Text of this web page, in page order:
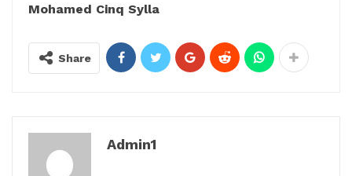
Mohamed Cinq Sylla
Share
Admin1